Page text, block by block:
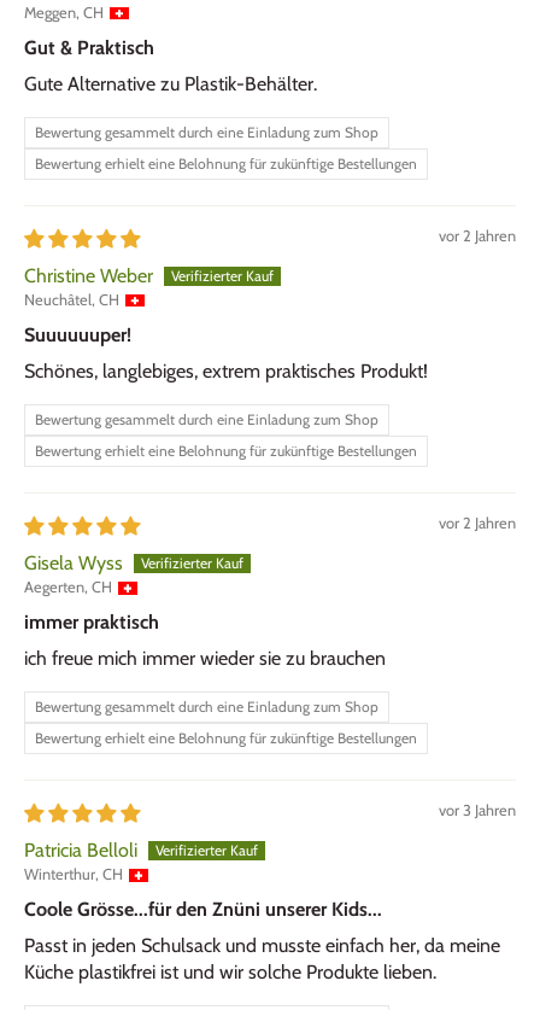
Meggen, CH
Gut & Praktisch
Gute Alternative zu Plastik-Behälter.
Bewertung gesammelt durch eine Einladung zum Shop
Bewertung erhielt eine Belohnung für zukünftige Bestellungen
vor 2 Jahren
Christine Weber
Neuchâtel, CH
Suuuuuuper!
Schönes, langlebiges, extrem praktisches Produkt!
Bewertung gesammelt durch eine Einladung zum Shop
Bewertung erhielt eine Belohnung für zukünftige Bestellungen
vor 2 Jahren
Gisela Wyss
Aegerten, CH
immer praktisch
ich freue mich immer wieder sie zu brauchen
Bewertung gesammelt durch eine Einladung zum Shop
Bewertung erhielt eine Belohnung für zukünftige Bestellungen
vor 3 Jahren
Patricia Belloli
Winterthur, CH
Coole Grösse...für den Znüni unserer Kids...
Passt in jeden Schulsack und musste einfach her, da meine
Küche plastikfrei ist und wir solche Produkte lieben.